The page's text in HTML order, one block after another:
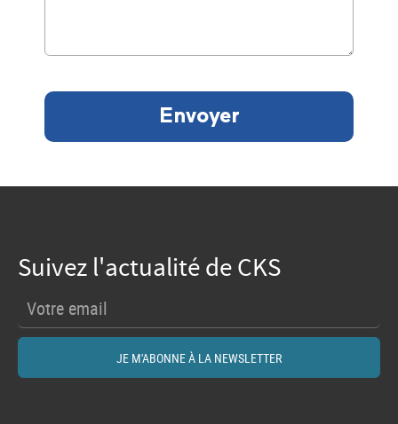
Envoyer
Suivez l'actualité de CKS